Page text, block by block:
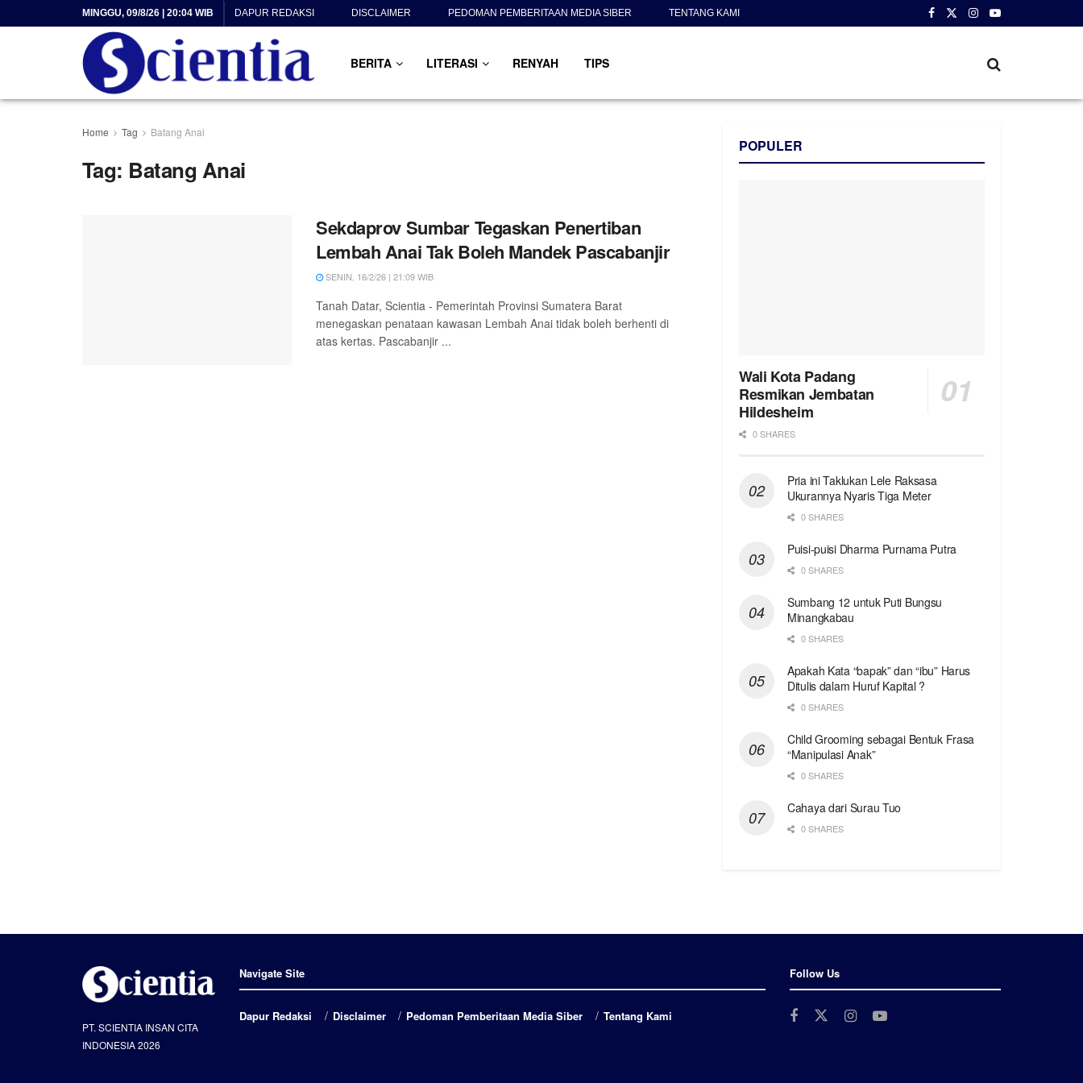
MINGGU, 09/8/26 | 20:04 WIB DAPUR REDAKSI DISCLAIMER PEDOMAN PEMBERITAAN MEDIA SIBER TENTANG KAMI
BERITA LITERASI RENYAH TIPS
Home Tag Batang Anai
Tag: Batang Anai
Sekdaprov Sumbar Tegaskan Penertiban
Lembah Anai Tak Boleh Mandek Pascabanjir
SENIN, 16/2/26 | 21:09 WIB
Tanah Datar, Scientia - Pemerintah Provinsi Sumatera Barat
menegaskan penataan kawasan Lembah Anai tidak boleh berhenti di
atas kertas. Pascabanjir ...
POPULER
Wali Kota Padang
Resmikan Jembatan
Hildesheim
0 SHARES
Pria ini Taklukan Lele Raksasa
Ukurannya Nyaris Tiga Meter
0 SHARES
Puisi-puisi Dharma Purnama Putra
0 SHARES
Sumbang 12 untuk Puti Bungsu
Minangkabau
0 SHARES
Apakah Kata “bapak” dan “ibu” Harus
Ditulis dalam Huruf Kapital ?
0 SHARES
Child Grooming sebagai Bentuk Frasa
“Manipulasi Anak”
0 SHARES
Cahaya dari Surau Tuo
0 SHARES
PT. SCIENTIA INSAN CITA
INDONESIA 2026
Navigate Site
Dapur Redaksi Disclaimer Pedoman Pemberitaan Media Siber Tentang Kami
Follow Us